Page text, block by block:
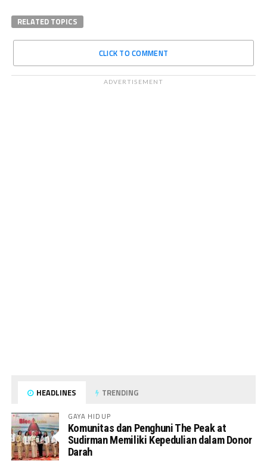
RELATED TOPICS
CLICK TO COMMENT
ADVERTISEMENT
HEADLINES TRENDING
GAYA HIDUP
Komunitas dan Penghuni The Peak at
Sudirman Memiliki Kepedulian dalam Donor
Darah